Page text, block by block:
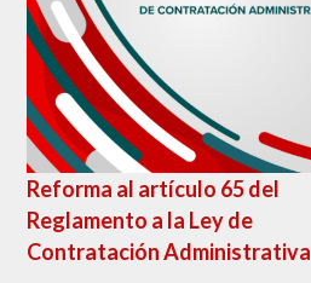
Reforma al artículo 65 del
Reglamento a la Ley de
Contratación Administrativa